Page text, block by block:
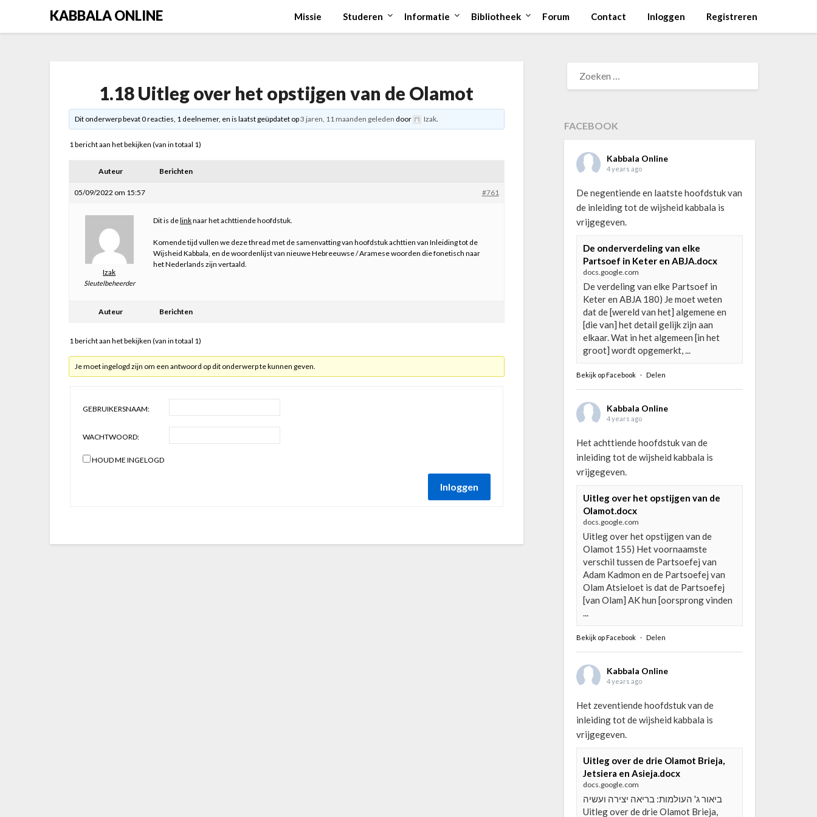
KABBALA ONLINE Missie Studeren Informatie Bibliotheek Forum Contact Inloggen Registreren
1.18 Uitleg over het opstijgen van de Olamot
Dit onderwerp bevat 0 reacties, 1 deelnemer, en is laatst geüpdatet op3 jaren, 11 maanden geleden door Izak.
1 bericht aan het bekijken (van in totaal 1)
Auteur Berichten
05/09/2022 om 15:57 #761
Izak
Sleutelbeheerder
Dit is delinknaar het achttiende hoofdstuk.
Komende tijd vullen we deze thread met de samenvatting van hoofdstuk achttien van Inleiding tot de
Wijsheid Kabbala, en de woordenlijst van nieuwe Hebreeuwse / Aramese woorden die fonetisch naar
het Nederlands zijn vertaald.
Auteur Berichten
1 bericht aan het bekijken (van in totaal 1)
Je moet ingelogd zijn om een antwoord op dit onderwerp te kunnen geven.
GEBRUIKERSNAAM:
WACHTWOORD:
HOUD ME INGELOGD
Inloggen
NAAR:
FACEBOOK
Kabbala Online
4 years ago
De negentiende en laatste hoofdstuk van
de inleiding tot de wijsheid kabbala is
vrijgegeven.
De onderverdeling van elke
Partsoef in Keter en ABJA.docx
docs.google.com
De verdeling van elke Partsoef in
Keter en ABJA 180) Je moet weten
dat de [wereld van het] algemene en
[die van] het detail gelijk zijn aan
elkaar. Wat in het algemeen [in het
groot] wordt opgemerkt, ...
Bekijk op Facebook · Delen
Kabbala Online
4 years ago
Het achttiende hoofdstuk van de
inleiding tot de wijsheid kabbala is
vrijgegeven.
Uitleg over het opstijgen van de
Olamot.docx
docs.google.com
Uitleg over het opstijgen van de
Olamot 155) Het voornaamste
verschil tussen de Partsoefej van
Adam Kadmon en de Partsoefej van
Olam Atsieloet is dat de Partsoefej
[van Olam] AK hun [oorsprong vinden
...
Bekijk op Facebook · Delen
Kabbala Online
4 years ago
Het zeventiende hoofdstuk van de
inleiding tot de wijsheid kabbala is
vrijgegeven.
Uitleg over de drie Olamot Brieja,
Jetsiera en Asieja.docx
docs.google.com
ביאור ג' העולמות: בריאה יצירה ועשיה
Uitleg over de drie Olamot Brieja,